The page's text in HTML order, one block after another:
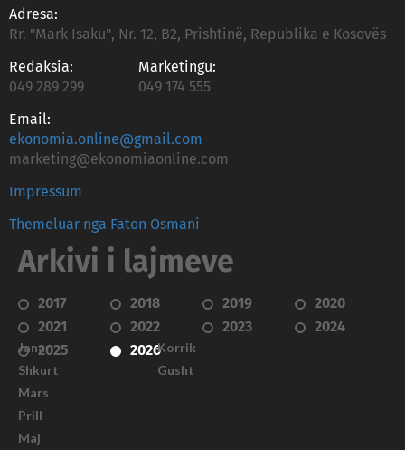
Adresa:
Rr. "Mark Isaku", Nr. 12, B2, Prishtinë, Republika e Kosovës
Redaksia:
049 289 299
Marketingu:
049 174 555
Email:
ekonomia.online@gmail.com
marketing@ekonomiaonline.com
Impressum
Themeluar nga Faton Osmani
Arkivi i lajmeve
2017 2018 2019
2020
2021
2022 2023
2024
2025
2026
Janar
Shkurt
Mars
Prill
Maj
Korrik
Gusht